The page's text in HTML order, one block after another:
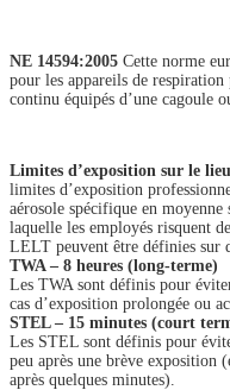
NE 14594:2005 Cette norme
pour les appareils de
continu équipés d’une cagoule
Limites d’exposition sur le
limites d’exposition
aérosole spécifique en
laquelle les employés risquent
LELT peuvent être définies sur
TWA – 8 heures (long-terme)
Les TWA sont définis pour
cas d’exposition prolongée ou
STEL – 15 minutes (court
Les STEL sont définis pour
peu après une brève exposition
après quelques minutes).